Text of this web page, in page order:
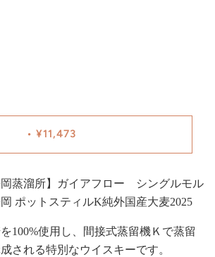
• ¥11,473
岡蒸溜所】ガイアフロー シングルモル
ポットスティルK純外国産大麦2025
100%使用し、間接式蒸留機Ｋで蒸留
される特別なウイスキーです。